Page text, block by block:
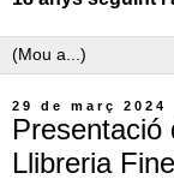
29 de març 2024
Presentació
Llibreria